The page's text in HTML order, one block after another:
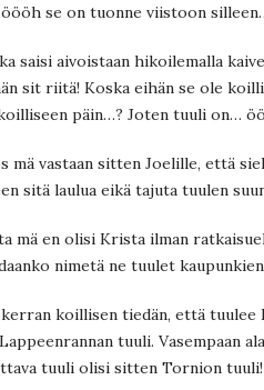
se on tuonne viistoon
saisi aivoistaan hikoilemalla
sit riitä! Koska eihän se ole
päin…? Joten tuuli on…
mä vastaan sitten Joelille, että
sitä laulua eikä tajuta tuulen
mä en olisi Krista ilman
nimetä ne tuulet kaupunkien
koillisen tiedän, että tuulee
tuuli. Vasempaan
tuuli olisi sitten Tornion tuuli!